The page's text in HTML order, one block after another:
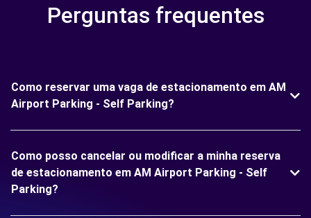
Perguntas frequentes
Como reservar uma vaga de estacionamento em AM
Airport Parking - Self Parking?
Como posso cancelar ou modificar a minha reserva
de estacionamento em AM Airport Parking - Self
Parking?